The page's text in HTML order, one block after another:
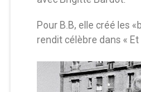
Pour B.B, elle créé les
rendit célèbre dans «